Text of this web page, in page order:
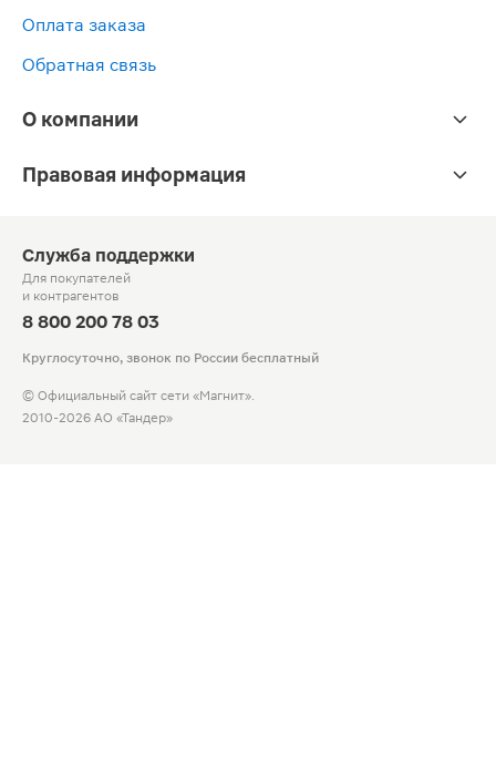
Оплата заказа
Обратная связь
О компании
Правовая информация
Служба поддержки
Для покупателей
и контрагентов
8 800 200 78 03
Круглосуточно, звонок по России бесплатный
© Официальный сайт сети «Магнит».
2010-2026 АО «Тандер»